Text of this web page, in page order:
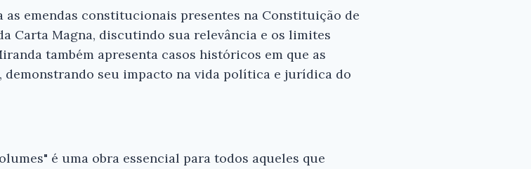
emendas constitucionais presentes na Constituição de
Carta Magna, discutindo sua relevância e os limites
também apresenta casos históricos em que as
seu impacto na vida política e jurídica do
é uma obra essencial para todos aqueles que